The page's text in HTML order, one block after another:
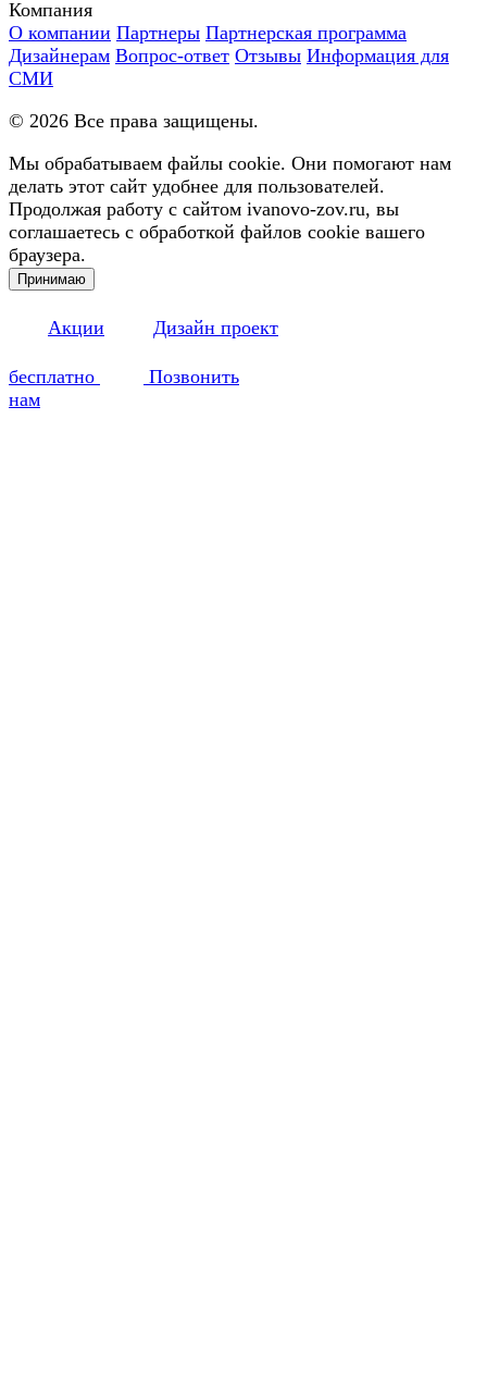
Компания
О компании Партнеры Партнерская программа
Дизайнерам Вопрос-ответ Отзывы Информация для
СМИ
© 2026 Все права защищены.
Мы обрабатываем файлы cookie. Они помогают нам
делать этот сайт удобнее для пользователей.
Продолжая работу с сайтом ivanovo-zov.ru, вы
соглашаетесь с обработкой файлов cookie вашего
браузера.
Принимаю
Акции Дизайн проект
бесплатно
Позвонить
нам